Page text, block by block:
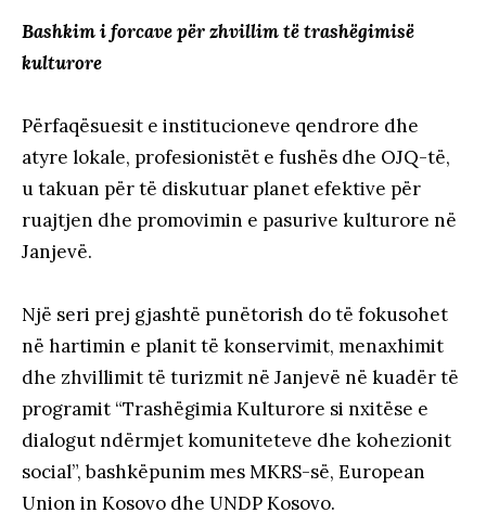
Bashkim i forcave për zhvillim të trashëgimisë
kulturore
Përfaqësuesit e institucioneve qendrore dhe
atyre lokale, profesionistët e fushës dhe OJQ-të,
u takuan për të diskutuar planet efektive për
ruajtjen dhe promovimin e pasurive kulturore në
Janjevë.
Një seri prej gjashtë punëtorish do të fokusohet
në hartimin e planit të konservimit, menaxhimit
dhe zhvillimit të turizmit në Janjevë në kuadër të
programit “Trashëgimia Kulturore si nxitëse e
dialogut ndërmjet komuniteteve dhe kohezionit
social”, bashkëpunim mes MKRS-së, European
Union in Kosovo dhe UNDP Kosovo.